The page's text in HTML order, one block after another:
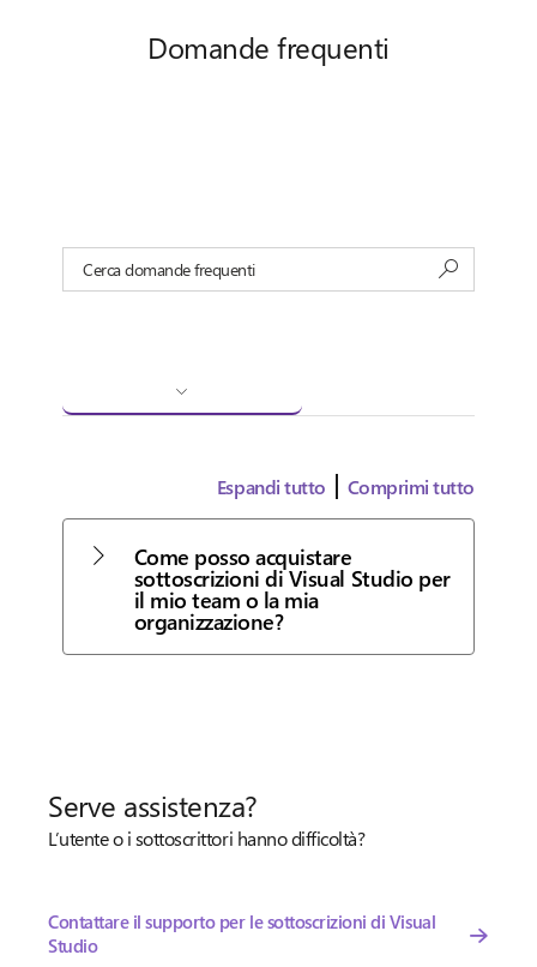
Domande frequenti
Espandi tutto Comprimi tutto
Come posso acquistare
sottoscrizioni di Visual Studio per
il mio team o la mia
organizzazione?
Serve assistenza?
L’utente o i sottoscrittori hanno difficoltà?
Contattare il supporto per le sottoscrizioni di Visual
Studio